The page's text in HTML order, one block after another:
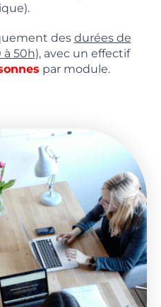
des durées de
50h), avec un effectif
par module.